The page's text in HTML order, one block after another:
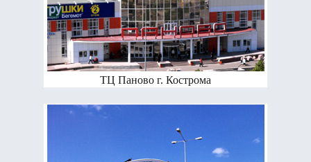
ТЦ Паново г. Кострома